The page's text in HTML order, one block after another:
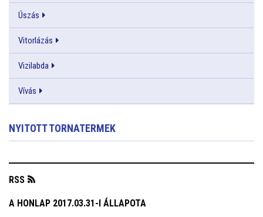
Úszás
Vitorlázás
Vizilabda
Vívás
NYITOTT TORNATERMEK
RSS
A HONLAP 2017.03.31-I ÁLLAPOTA